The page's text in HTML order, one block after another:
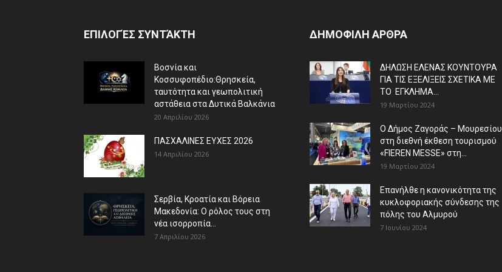
ΕΠΙΛΟΓΈΣ ΣΥΝΤΆΚΤΗ
Βοσνία και
Κοσσυφοπέδιο:Θρησκεία,
ταυτότητα και γεωπολιτική
αστάθεια στα Δυτικά Βαλκάνια
20 Απριλίου 2026
ΠΑΣΧΑΛΙΝΕΣ ΕΥΧΕΣ 2026
14 Απριλίου 2026
Σερβία, Κροατία και Βόρεια
Μακεδονία: Ο ρόλος τους στη
νέα ισορροπία...
7 Απριλίου 2026
ΔΗΜΟΦΙΛΗ ΑΡΘΡΑ
ΔΗΛΩΣΗ ΕΛΕΝΑΣ ΚΟΥΝΤΟΥΡΑ
ΓΙΑ ΤΙΣ ΕΞΕΛΙΞΕΙΣ ΣΧΕΤΙΚΑ ΜΕ
ΤΟ ΕΓΚΛΗΜΑ...
19 Μαρτίου 2024
Ο Δήμος Ζαγοράς – Μουρεσίου
στη διεθνή έκθεση τουρισμού
«FIEREN MESSE» στη...
19 Μαρτίου 2024
Επανήλθε η κανονικότητα της
κυκλοφοριακής σύνδεσης της
πόλης του Αλμυρού
7 Ιουνίου 2024